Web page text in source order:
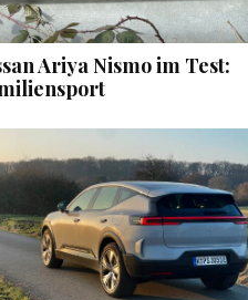
Ariya Nismo im Test: